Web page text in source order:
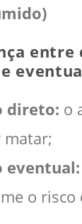
entre
direto: o
matar;
eventual:
o risco